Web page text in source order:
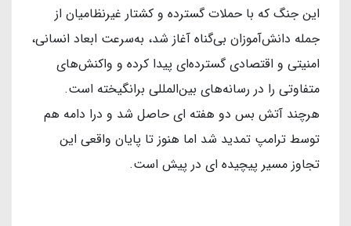
این جنگ که با حملات گسترده و کشتار غیرنظامیان از
جمله دانش‌آموزان بی‌گناه آغاز شد، به‌سرعت ابعاد انسانی،
امنیتی و اقتصادی گسترده‌ای پیدا کرده و واکنش‌های
متفاوتی را در رسانه‌های بین‌المللی برانگیخته است.
هرچند آتش بس دو هفته ای حاصل شد و درا دامه هم
توسط ترامپ تمدید شد اما هنوز تا پایان واقعی این
تجاوز مسیر پیچیده ای در پیش است.